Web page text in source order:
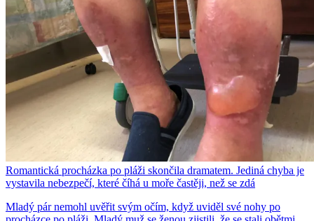
Romantická procházka po pláži skončila dramatem. Jediná chyba je
vystavila nebezpečí, které číhá u moře častěji, než se zdá
Mladý pár nemohl uvěřit svým očím, když uviděl své nohy po